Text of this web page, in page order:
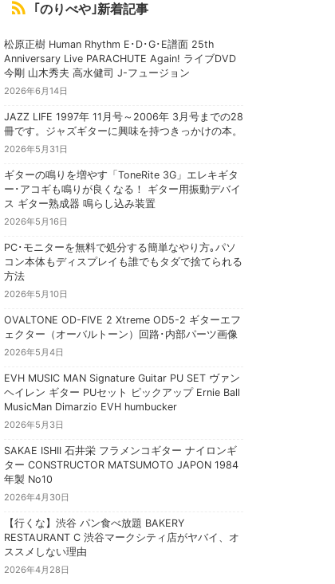
｢のりべや｣新着記事
松原正樹 Human Rhythm E･D･G･E譜面 25th
Anniversary Live PARACHUTE Again! ライブDVD
今剛 山木秀夫 高水健司 J-フュージョン
2026年6月14日
JAZZ LIFE 1997年 11月号～2006年 3月号までの28
冊です。ジャズギターに興味を持つきっかけの本。
2026年5月31日
ギターの鳴りを増やす「ToneRite 3G」エレキギタ
ー･アコギも鳴りが良くなる！ ギター用振動デバイ
ス ギター熟成器 鳴らし込み装置
2026年5月16日
PC･モニターを無料で処分する簡単なやり方｡パソ
コン本体もディスプレイも誰でもタダで捨てられる
方法
2026年5月10日
OVALTONE OD-FIVE 2 Xtreme OD5-2 ギターエフ
ェクター（オーバルトーン）回路･内部パーツ画像
2026年5月4日
EVH MUSIC MAN Signature Guitar PU SET ヴァン
ヘイレン ギター PUセット ピックアップ Ernie Ball
MusicMan Dimarzio EVH humbucker
2026年5月3日
SAKAE ISHII 石井栄 フラメンコギター ナイロンギ
ター CONSTRUCTOR MATSUMOTO JAPON 1984
年製 No10
2026年4月30日
【行くな】渋谷 パン食べ放題 BAKERY
RESTAURANT C 渋谷マークシティ店がヤバイ、オ
ススメしない理由
2026年4月28日